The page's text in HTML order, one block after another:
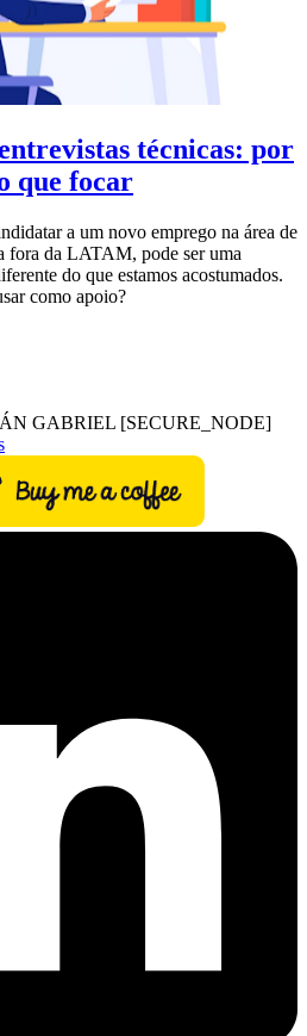
técnicas: por
que focar
a um novo emprego na área de
fora da LATAM, pode ser uma
do que estamos acostumados.
como apoio?
GABRIEL [SECURE_NODE]